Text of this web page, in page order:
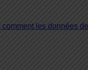
comment les données